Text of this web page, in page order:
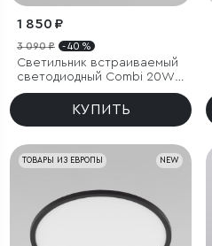
1 850 ₽
3 090 ₽ - 40 %
Светильник встраиваемый
светодиодный Combi 20W
4000K черный
КУПИТЬ
NEW
ТОВАРЫ ИЗ ЕВРОПЫ